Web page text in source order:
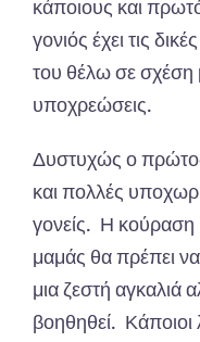
κάποιους και
γονιός έχει τις
του θέλω σε σχέση
υποχρεώσεις.
Δυστυχώς ο
και πολλές
γονείς. Η κούραση
μαμάς θα πρέπει
μια ζεστή αγκαλιά
βοηθηθεί. Κάποιοι